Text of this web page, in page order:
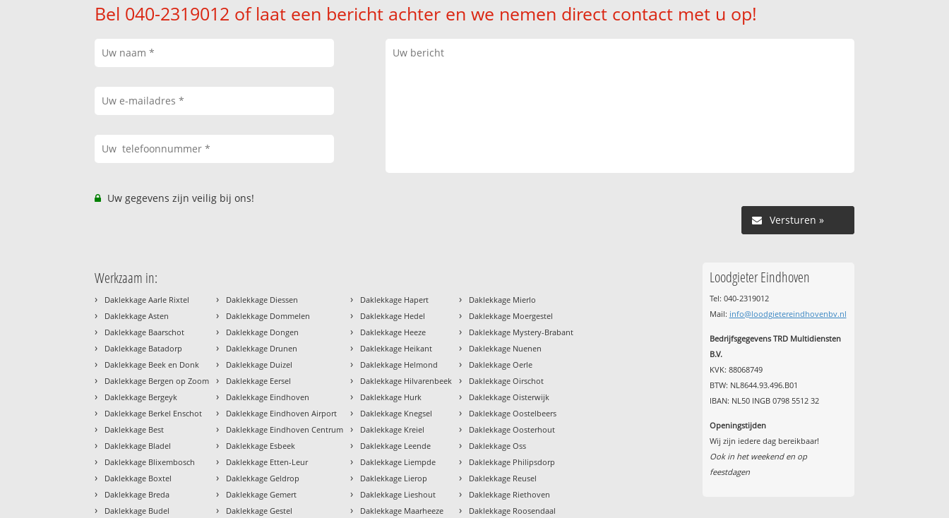
Bel 040-2319012 of laat een bericht achter en we nemen direct contact met u op!
Uw gegevens zijn veilig bij ons!
Versturen »
Werkzaam in:
› Daklekkage Aarle Rixtel
› Daklekkage Asten
› Daklekkage Baarschot
› Daklekkage Batadorp
› Daklekkage Beek en Donk
› Daklekkage Bergen op Zoom
› Daklekkage Bergeyk
› Daklekkage Berkel Enschot
› Daklekkage Best
› Daklekkage Bladel
› Daklekkage Blixembosch
› Daklekkage Boxtel
› Daklekkage Breda
› Daklekkage Budel
› Daklekkage Diessen
› Daklekkage Dommelen
› Daklekkage Dongen
› Daklekkage Drunen
› Daklekkage Duizel
› Daklekkage Eersel
› Daklekkage Eindhoven
› Daklekkage Eindhoven Airport
› Daklekkage Eindhoven Centrum
› Daklekkage Esbeek
› Daklekkage Etten-Leur
› Daklekkage Geldrop
› Daklekkage Gemert
› Daklekkage Gestel
› Daklekkage Hapert
› Daklekkage Hedel
› Daklekkage Heeze
› Daklekkage Heikant
› Daklekkage Helmond
› Daklekkage Hilvarenbeek
› Daklekkage Hurk
› Daklekkage Knegsel
› Daklekkage Kreiel
› Daklekkage Leende
› Daklekkage Liempde
› Daklekkage Lierop
› Daklekkage Lieshout
› Daklekkage Maarheeze
› Daklekkage Mierlo
› Daklekkage Moergestel
› Daklekkage Mystery-Brabant
› Daklekkage Nuenen
› Daklekkage Oerle
› Daklekkage Oirschot
› Daklekkage Oisterwijk
› Daklekkage Oostelbeers
› Daklekkage Oosterhout
› Daklekkage Oss
› Daklekkage Philipsdorp
› Daklekkage Reusel
› Daklekkage Riethoven
› Daklekkage Roosendaal
Loodgieter Eindhoven
Tel: 040-2319012
Mail: info@loodgietereindhovenbv.nl
Bedrijfsgegevens TRD Multidiensten
B.V.
KVK: 88068749
BTW: NL8644.93.496.B01
IBAN: NL50 INGB 0798 5512 32
Openingstijden
Wij zijn iedere dag bereikbaar!
Ook in het weekend en op
feestdagen